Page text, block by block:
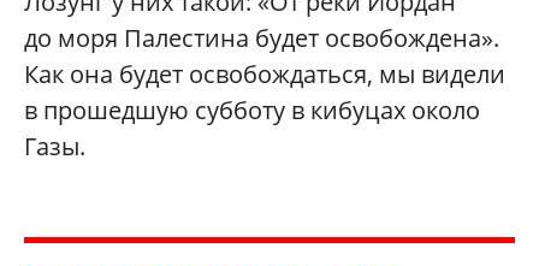
до моря Палестина будет освобождена».
Как она будет освобождаться, мы видели
в прошедшую субботу в кибуцах около
Газы.